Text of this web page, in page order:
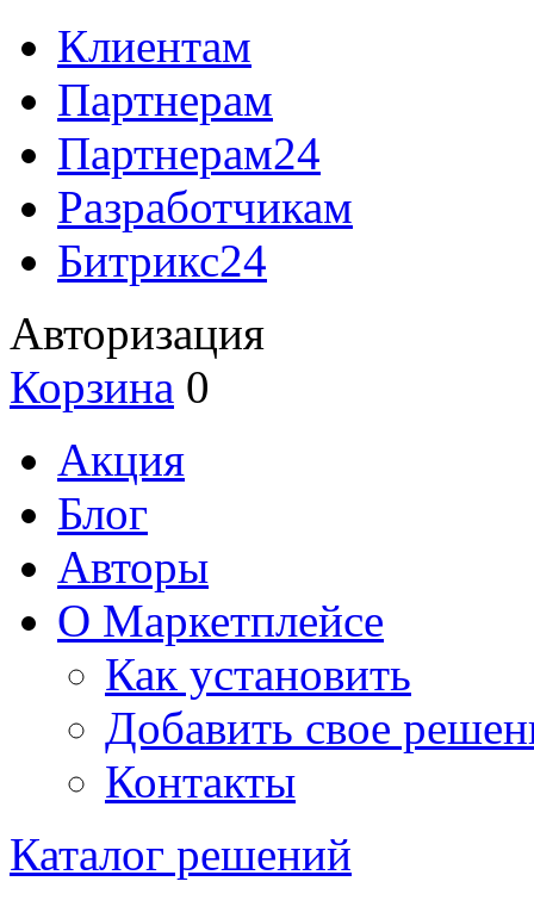
Клиентам
Партнерам
Партнерам24
Разработчикам
Битрикс24
Авторизация
Корзина 0
Акция
Блог
Авторы
О Маркетплейсе
Как установить
Добавить свое
Контакты
Каталог решений